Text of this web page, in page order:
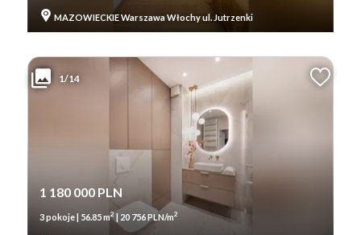
MAZOWIECKIE Warszawa Włochy ul. Jutrzenki
1/14
1 180 000 PLN
3 pokoje | 56.85 m2 | 20 756 PLN/m2